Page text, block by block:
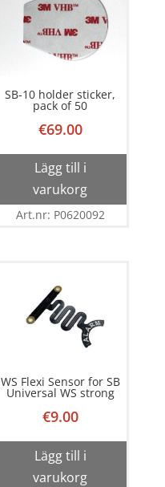
SB-10 holder sticker,
pack of 50
€69.00
Lägg till i
varukorg
Art.nr: P0620092
WS Flexi Sensor for SB
Universal WS strong
€9.00
Lägg till i
varukorg